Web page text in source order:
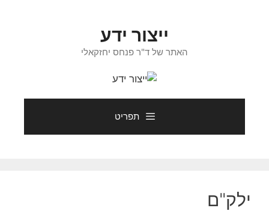
ייצור ידע
האתר של ד"ר פנחס יחזקאלי
תפריט
ילק"ם